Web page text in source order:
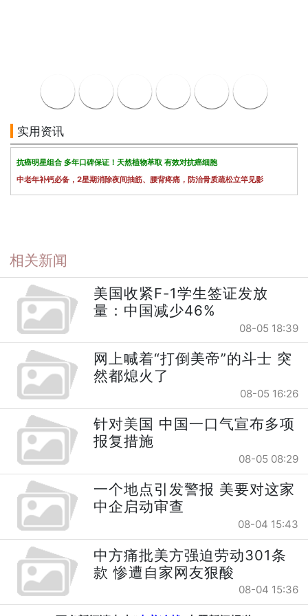
实用资讯
抗癌明星组合 多年口碑保证！天然植物萃取 有效对抗癌细胞
中老年补钙必备，2星期消除夜间抽筋、腰背疼痛，防治骨质疏松立竿见影
相关新闻
美国收紧F-1学生签证发放
量：中国减少46%
08-05 18:39
网上喊着“打倒美帝”的斗士 突
然都熄火了
08-05 16:26
针对美国 中国一口气宣布多项
报复措施
08-05 08:29
一个地点引发警报 美要对这家
中企启动审查
08-04 15:43
中方痛批美方强迫劳动301条
款 惨遭自家网友狠酸
08-04 15:36